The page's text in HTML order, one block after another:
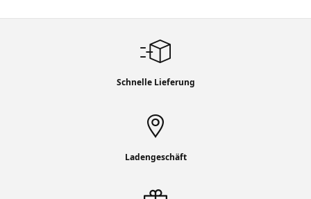
Schnelle Lieferung
Ladengeschäft